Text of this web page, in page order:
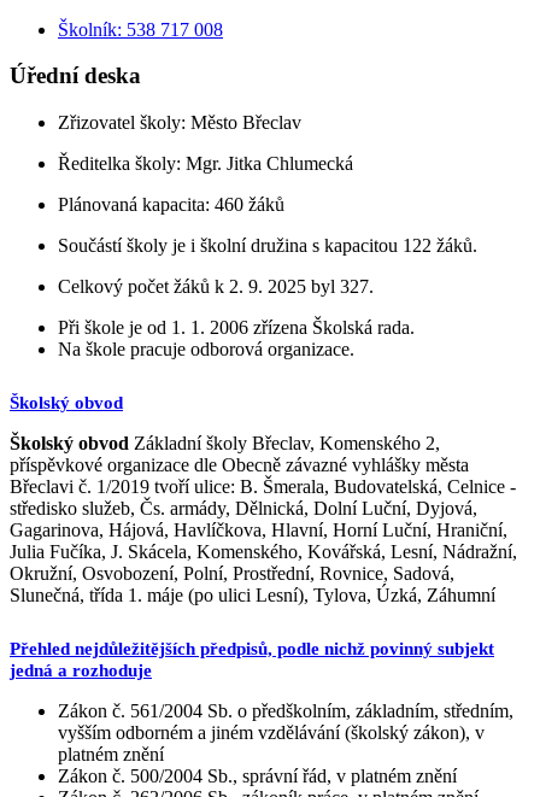
Školník: 538 717 008
Úřední deska
Zřizovatel školy: Město Břeclav
Ředitelka školy: Mgr. Jitka Chlumecká
Plánovaná kapacita: 460 žáků
Součástí školy je i školní družina s kapacitou 122 žáků.
Celkový počet žáků k 2. 9. 2025 byl 327.
Při škole je od 1. 1. 2006 zřízena Školská rada.
Na škole pracuje odborová organizace.
Školský obvod
Školský obvod Základní školy Břeclav, Komenského 2,
příspěvkové organizace dle Obecně závazné vyhlášky města
Břeclavi č. 1/2019 tvoří ulice: B. Šmerala, Budovatelská, Celnice -
středisko služeb, Čs. armády, Dělnická, Dolní Luční, Dyjová,
Gagarinova, Hájová, Havlíčkova, Hlavní, Horní Luční, Hraniční,
Julia Fučíka, J. Skácela, Komenského, Kovářská, Lesní, Nádražní,
Okružní, Osvobození, Polní, Prostřední, Rovnice, Sadová,
Slunečná, třída 1. máje (po ulici Lesní), Tylova, Úzká, Záhumní
Přehled nejdůležitějších předpisů, podle nichž povinný subjekt
jedná a rozhoduje
Zákon č. 561/2004 Sb. o předškolním, základním, středním,
vyšším odborném a jiném vzdělávání (školský zákon), v
platném znění
Zákon č. 500/2004 Sb., správní řád, v platném znění